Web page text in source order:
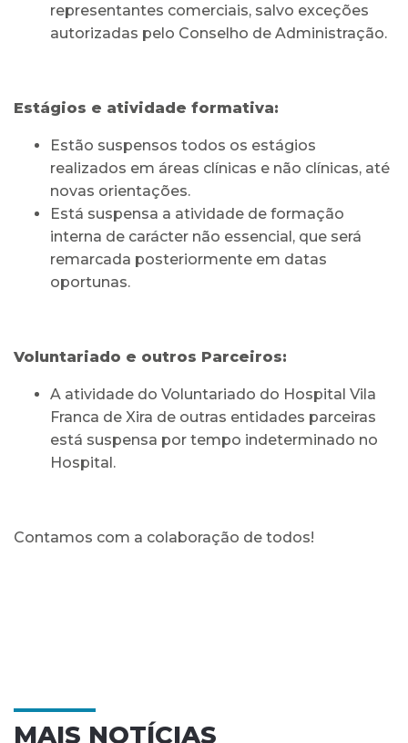
representantes comerciais, salvo exceções
autorizadas pelo Conselho de Administração.
Estágios e atividade formativa:
Estão suspensos todos os estágios
realizados em áreas clínicas e não clínicas, até
novas orientações.
Está suspensa a atividade de formação
interna de carácter não essencial, que será
remarcada posteriormente em datas
oportunas.
Voluntariado e outros Parceiros:
A atividade do Voluntariado do Hospital Vila
Franca de Xira de outras entidades parceiras
está suspensa por tempo indeterminado no
Hospital.
Contamos com a colaboração de todos!
MAIS NOTÍCIAS